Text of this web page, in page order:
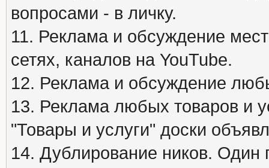
вопросами - в личку.
11. Реклама и обсуждение
сетях, каналов на YouTube.
12. Реклама и обсуждение
13. Реклама любых товаров и
"Товары и услуги" доски
14. Дублирование ников. Один